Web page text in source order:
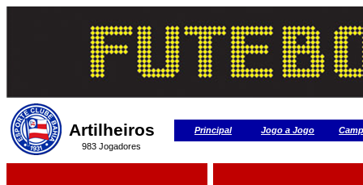
Artilheiros Principal Jogo a Jogo
983 Jogadores